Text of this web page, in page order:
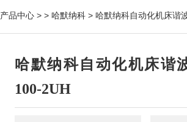
产品中心 > > 哈默纳科 > 哈默纳科自动化机床谐
哈默纳科自动化机床谐
100-2UH